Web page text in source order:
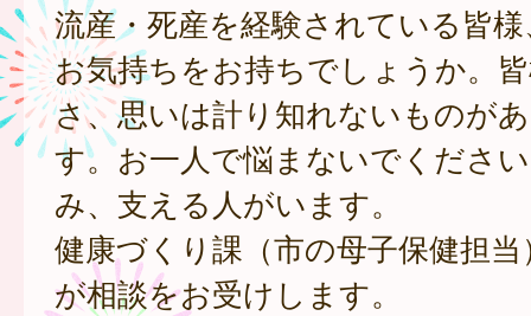
流産・死産を経験されている皆
お気持ちをお持ちでしょうか。
さ、思いは計り知れないものが
す。お一人で悩まないでくださ
み、支える人がいます。
健康づくり課（市の母子保健担
が相談をお受けします。